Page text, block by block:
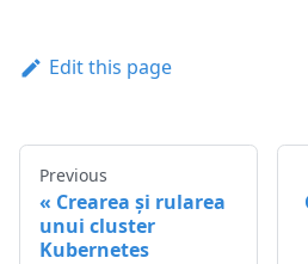
Edit this page
Previous
Crearea și rularea
unui cluster
Kubernetes